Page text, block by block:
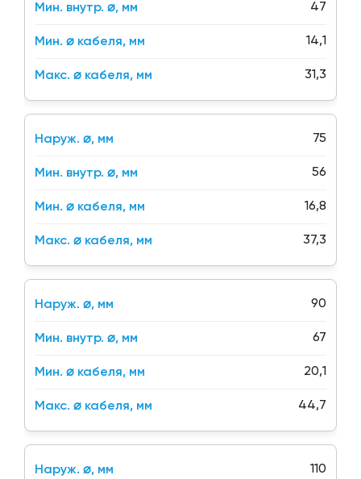
47
14,1
31,3
75
56
16,8
37,3
90
67
20,1
44,7
110